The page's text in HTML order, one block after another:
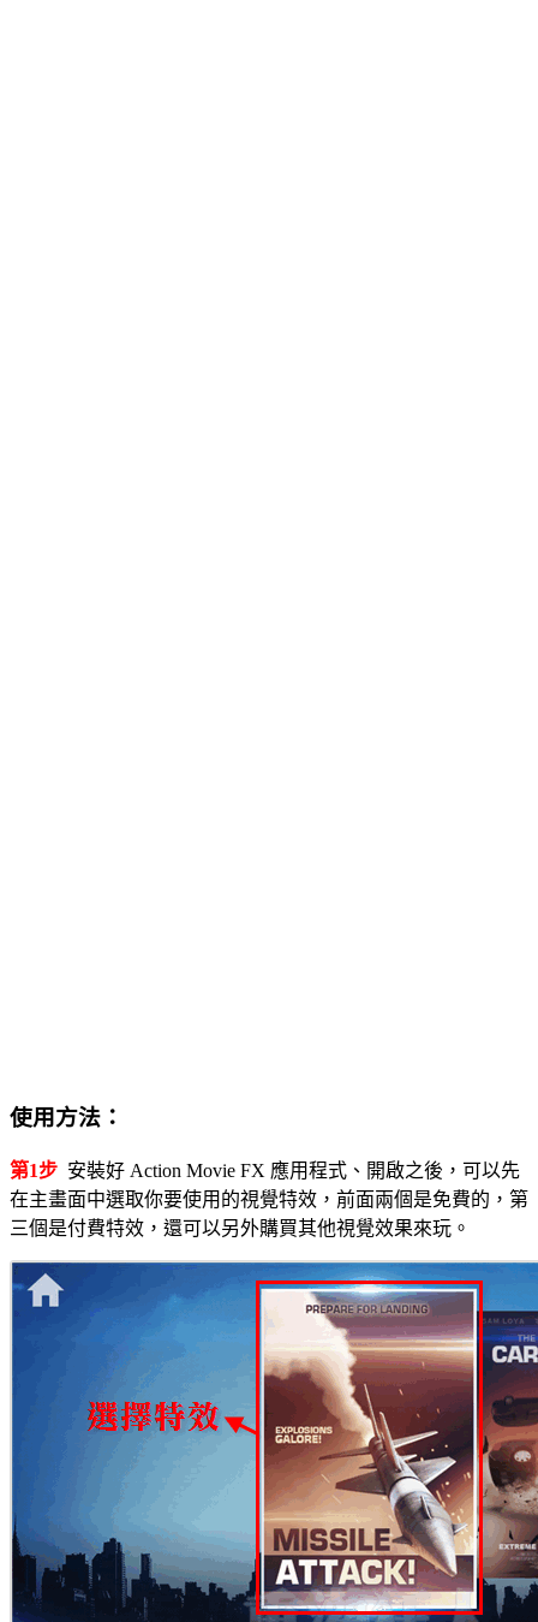
使用方法：
第1步 安裝好 Action Movie FX 應用程式、開啟之後，可以先
在主畫面中選取你要使用的視覺特效，前面兩個是免費的，第
三個是付費特效，還可以另外購買其他視覺效果來玩。